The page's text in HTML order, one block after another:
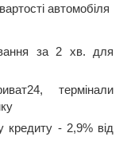
автомобіля
за 2 хв. для
термінали
кредиту - 2,9% від